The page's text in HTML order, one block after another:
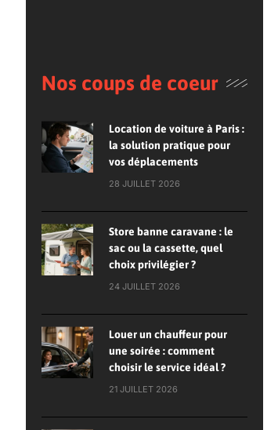
Nos coups de coeur
Location de voiture à Paris :
la solution pratique pour
vos déplacements
28 JUILLET 2026
Store banne caravane : le
sac ou la cassette, quel
choix privilégier ?
24 JUILLET 2026
Louer un chauffeur pour
une soirée : comment
choisir le service idéal ?
21 JUILLET 2026